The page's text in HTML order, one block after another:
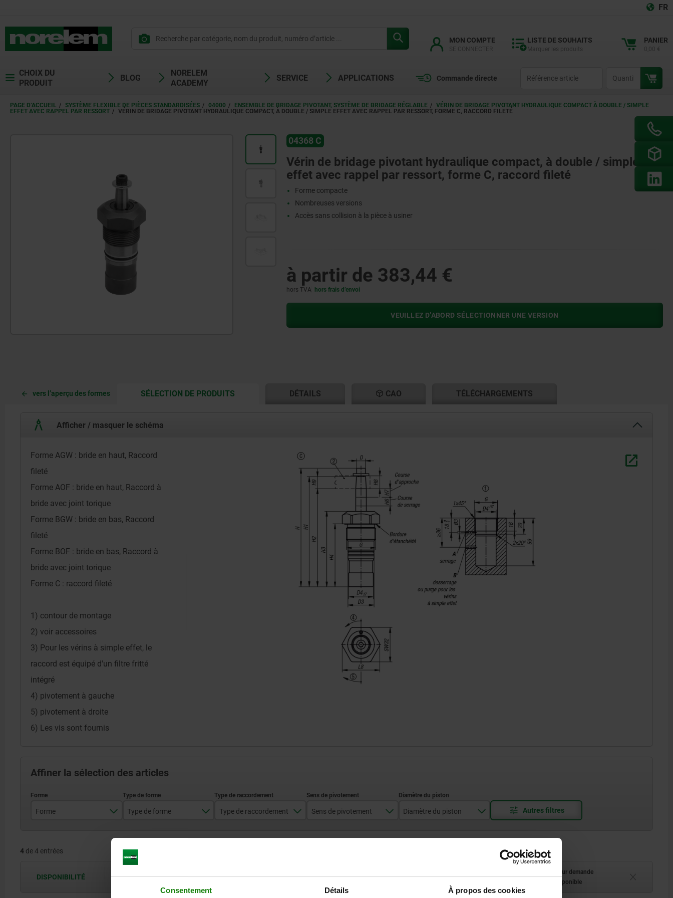
Consentement Détails À propos des cookies
FR
MON COMPTE LISTE DE SOUHAITS PANIER
CHOIX DU
PRODUIT
BLOG
NORELEM
ACADEMY
SERVICE APPLICATIONS Commande directe
PAGE D’ACCUEIL SYSTÈME FLEXIBLE DE PIÈCES STANDARDISÉES 04000 ENSEMBLE DE BRIDAGE PIVOTANT, SYSTÈME DE BRIDAGE RÉGLABLE
VÉRIN DE BRIDAGE PIVOTANT HYDRAULIQUE COMPACT À DOUBLE / SIMPLE
EFFET AVEC RAPPEL PAR RESSORT
VÉRIN DE BRIDAGE PIVOTANT HYDRAULIQUE COMPACT, À DOUBLE / SIMPLE EFFET AVEC RAPPEL PAR RESSORT, FORME C, RACCORD FILETÉ
04368 C
Vérin de bridage pivotant hydraulique compact, à double / simple
effet avec rappel par ressort, forme C, raccord fileté
Forme compacte
Nombreuses versions
Accès sans collision à la pièce à usiner
à partir de 383,44 €
hors TVA hors frais d’envoi
VEUILLEZ D’ABORD SÉLECTIONNER UNE VERSION
vers l’aperçu des formes SÉLECTION DE PRODUITSCURRENT
CURRENT
DÉTAILS CAO TÉLÉCHARGEMENTS
Afficher / masquer le schéma
Forme AGW : bride en haut, Raccord
fileté
Forme AOF : bride en haut, Raccord à
bride avec joint torique
Forme BGW : bride en bas, Raccord
fileté
Forme BOF : bride en bas, Raccord à
bride avec joint torique
Forme C : raccord fileté
1) contour de montage
2) voir accessoires
3) Pour les vérins à simple effet, le
raccord est équipé d'un filtre fritté
intégré
4) pivotement à gauche
5) pivotement à droite
6) Les vis sont fournis
Affiner la sélection des articles
Forme Type de forme Type de raccordement Sens de pivotement Diamètre du piston
4 de 4 entrées
DISPONIBILITÉ Les disponibilités sont actualisées plusieurs fois par jour à intervalles réguliers.
Délai de livraison sur demande
Actuellement indisponible